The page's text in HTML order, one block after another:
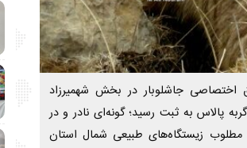
اختصاصی جاشلوبار در بخش شهمیرزاد
پالاس به ثبت رسید؛ گونه‌ای نادر و در
زیستگاه‌های طبیعی شمال استان